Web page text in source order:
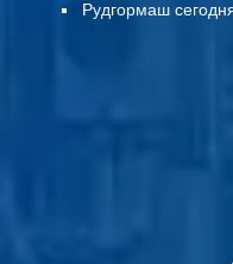
Рудгормаш